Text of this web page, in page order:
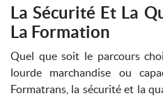
La Sécurité Et La
La Formation
Quel que soit le parcours
lourde marchandise ou
Formatrans, la sécurité et la